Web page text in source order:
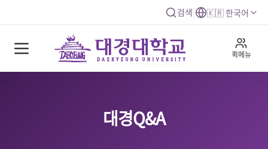
검색 🇰🇷 한국어
퀵메뉴
대경Q&A